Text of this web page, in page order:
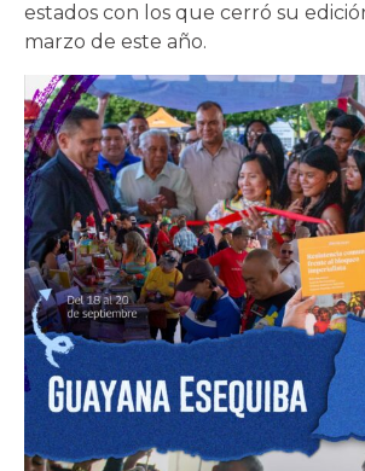
estados con los que cerró su
marzo de este año.